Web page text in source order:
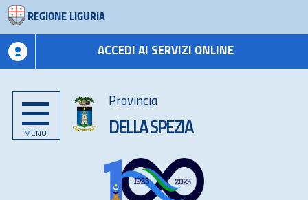
REGIONE LIGURIA
ACCEDI AI SERVIZI ONLINE
MENU
Provincia
DELLA SPEZIA